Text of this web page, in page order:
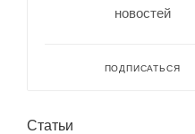
новостей
ПОДПИСАТЬСЯ
Статьи